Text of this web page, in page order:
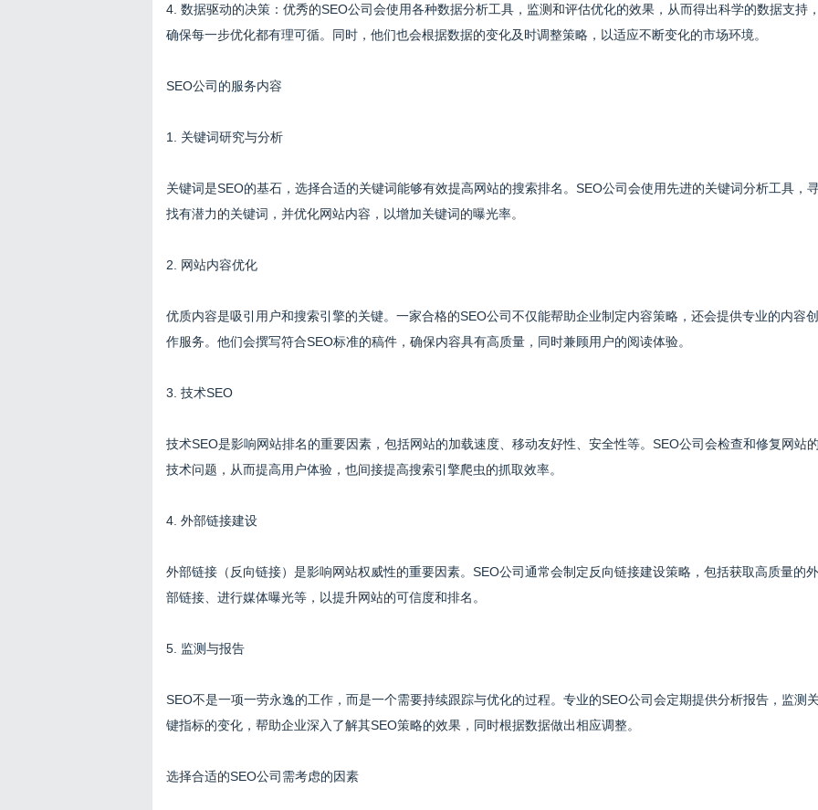
4. 数据驱动的决策：优秀的SEO公司会使用各种数据分析工具，监测和评估优化的效果，从而得出科学的数据支持，
确保每一步优化都有理可循。同时，他们也会根据数据的变化及时调整策略，以适应不断变化的市场环境。
SEO公司的服务内容
1. 关键词研究与分析
关键词是SEO的基石，选择合适的关键词能够有效提高网站的搜索排名。SEO公司会使用先进的关键词分析工具，
找有潜力的关键词，并优化网站内容，以增加关键词的曝光率。
2. 网站内容优化
优质内容是吸引用户和搜索引擎的关键。一家合格的SEO公司不仅能帮助企业制定内容策略，还会提供专业的内容创
作服务。他们会撰写符合SEO标准的稿件，确保内容具有高质量，同时兼顾用户的阅读体验。
3. 技术SEO
技术SEO是影响网站排名的重要因素，包括网站的加载速度、移动友好性、安全性等。SEO公司会检查和修复网站的
技术问题，从而提高用户体验，也间接提高搜索引擎爬虫的抓取效率。
4. 外部链接建设
外部链接（反向链接）是影响网站权威性的重要因素。SEO公司通常会制定反向链接建设策略，包括获取高质量的外
部链接、进行媒体曝光等，以提升网站的可信度和排名。
5. 监测与报告
SEO不是一项一劳永逸的工作，而是一个需要持续跟踪与优化的过程。专业的SEO公司会定期提供分析报告，监测
键指标的变化，帮助企业深入了解其SEO策略的效果，同时根据数据做出相应调整。
选择合适的SEO公司需考虑的因素